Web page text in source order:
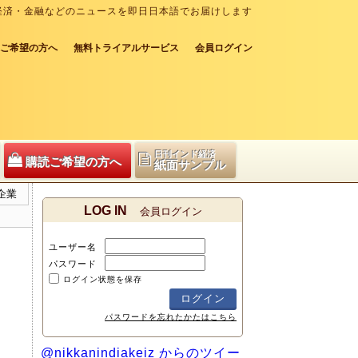
・金融などのニュースを即日日本語でお届けします
希望の方へ 無料トライアルサービス 会員ログイン
購読ご希望の方へ
日刊インド経済
紙面サンプル
業
LOG IN 会員ログイン
ユーザー名
パスワード
ログイン状態を保存
パスワードを忘れたかたはこちら
@nikkanindiakeiz からのツイー